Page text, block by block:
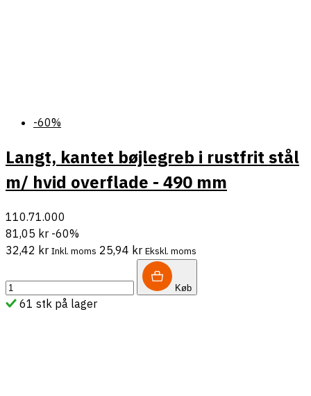
-60%
Langt, kantet bøjlegreb i rustfrit stål
m/ hvid overflade - 490 mm
110.71.000
81,05 kr -60%
32,42 kr Inkl. moms 25,94 kr Ekskl. moms
Køb
61 stk på lager